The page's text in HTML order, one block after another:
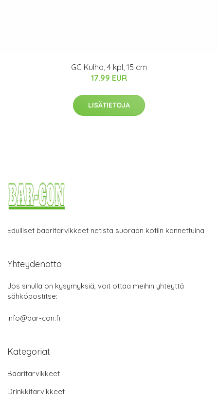
GC Kulho, 4 kpl, 15 cm
17.99 EUR
LISÄTIETOJA
Edulliset baaritarvikkeet netistä suoraan kotiin kannettuina
Yhteydenotto
Jos sinulla on kysymyksiä, voit ottaa meihin yhteyttä
sähköpostitse:
info@bar-con.fi
Kategoriat
Baaritarvikkeet
Drinkkitarvikkeet